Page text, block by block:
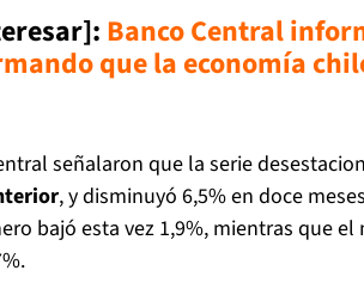
Banco Central
que la economía
señalaron que la serie
, y disminuyó 6,5% en doce
bajó esta vez 1,9%, mientras que